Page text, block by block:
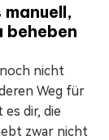
beheben
nicht
Weg für
dir, die
zwar nicht